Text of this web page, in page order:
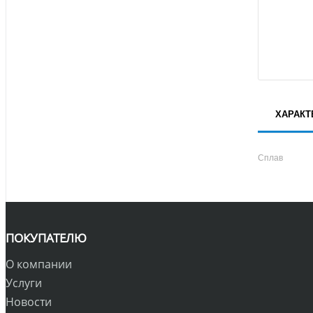
Сплав
ПОКУПАТЕЛЮ
О компании
Услуги
Новости